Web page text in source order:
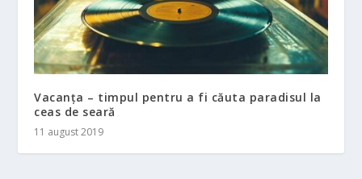
Vacanța – timpul pentru a fi căuta paradisul la
ceas de seară
11 august 2019